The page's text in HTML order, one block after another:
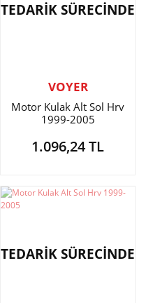
TEDARİK SÜRECİNDE
VOYER
Motor Kulak Alt Sol Hrv
1999-2005
1.096,24 TL
TEDARİK SÜRECİNDE